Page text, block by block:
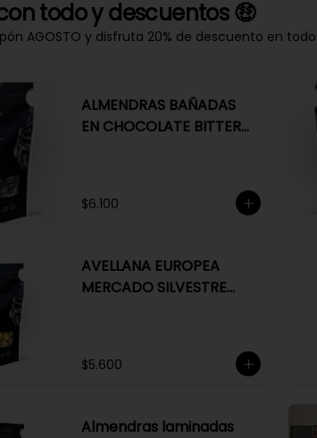
todo y descuentos 🤑
AGOSTO y disfruta 20% de descuento en
ALMENDRAS BAÑADAS
EN CHOCOLATE BITTER
$6.100
AVELLANA EUROPEA
MERCADO SILVESTRE
$5.600
Almendras laminadas